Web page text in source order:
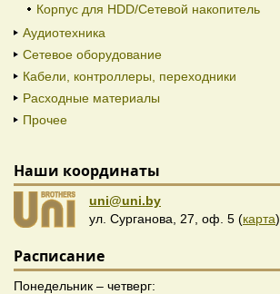
Корпус для HDD/Cетевой накопитель
Аудиотехника
Сетевое оборудование
Кабели, контроллеры, переходники
Расходные материалы
Прочее
Наши координаты
uni@uni.by
ул. Сурганова, 27, оф. 5 (карта)
Расписание
Понедельник – четверг: